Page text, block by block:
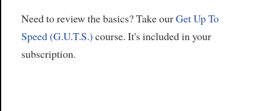
Need to review the basics? Take ourGet Up To
Speed (G.U.T.S.) course. It's included in your
subscription.